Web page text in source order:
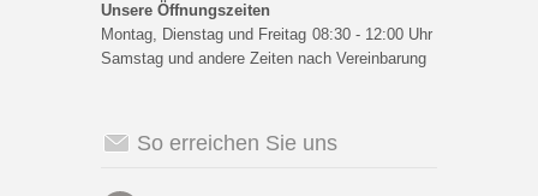
Unsere Öffnungszeiten
Montag, Dienstag und Freitag 08:30 - 12:00 Uhr
Samstag und andere Zeiten nach Vereinbarung
So erreichen Sie uns